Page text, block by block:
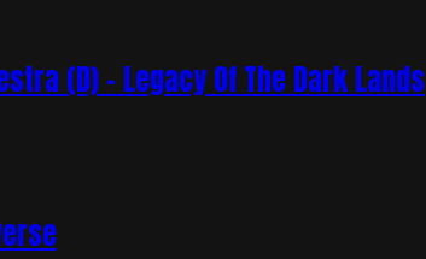
(D) – Legacy Of The Dark Lands